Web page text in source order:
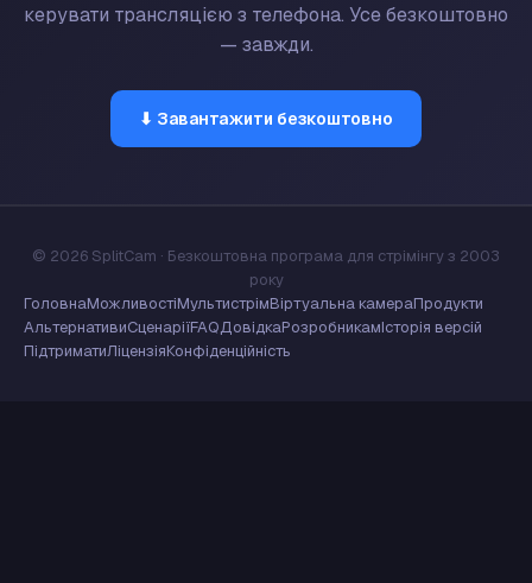
керувати трансляцією з телефона. Усе безкоштовно
— завжди.
⬇ Завантажити безкоштовно
© 2026 SplitCam · Безкоштовна програма для стрімінгу з 2003
року
ГоловнаМожливостіМультистрімВіртуальна камераПродукти
АльтернативиСценаріїFAQДовідкаРозробникамІсторія версій
ПідтриматиЛіцензіяКонфіденційність